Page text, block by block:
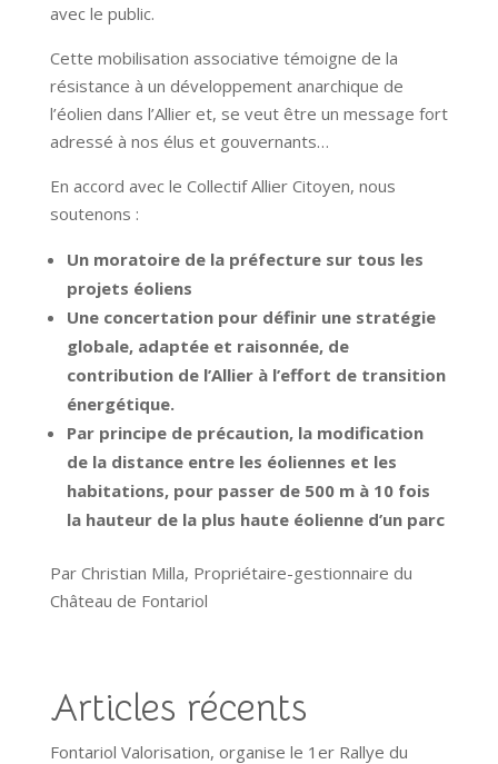
avec le public.
Cette mobilisation associative témoigne de la
résistance à un développement anarchique de
l’éolien dans l’Allier et, se veut être un message fort
adressé à nos élus et gouvernants…
En accord avec le Collectif Allier Citoyen, nous
soutenons :
Un moratoire de la préfecture sur tous les
projets éoliens
Une concertation pour définir une stratégie
globale, adaptée et raisonnée, de
contribution de l’Allier à l’effort de transition
énergétique.
Par principe de précaution, la modification
de la distance entre les éoliennes et les
habitations, pour passer de 500 m à 10 fois
la hauteur de la plus haute éolienne d’un parc
Par Christian Milla, Propriétaire-gestionnaire du
Château de Fontariol
Articles récents
Fontariol Valorisation, organise le 1er Rallye du